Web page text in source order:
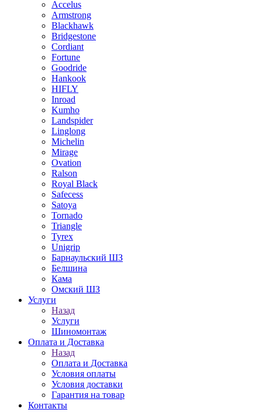
Accelus
Armstrong
Blackhawk
Bridgestone
Cordiant
Fortune
Goodride
Hankook
HIFLY
Inroad
Kumho
Landspider
Linglong
Michelin
Mirage
Ovation
Ralson
Royal Black
Safecess
Satoya
Tornado
Triangle
Tyrex
Unigrip
Барнаульский ШЗ
Белшина
Кама
Омский ШЗ
Услуги
Назад
Услуги
Шиномонтаж
Оплата и Доставка
Назад
Оплата и Доставка
Условия оплаты
Условия доставки
Гарантия на товар
Контакты